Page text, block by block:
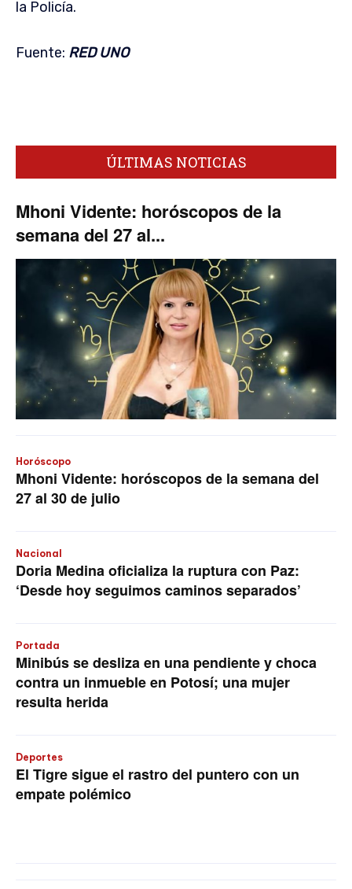
la Policía.
Fuente: RED UNO
ÚLTIMAS NOTICIAS
Mhoni Vidente: horóscopos de la
semana del 27 al...
Horóscopo
Mhoni Vidente: horóscopos de la semana del
27 al 30 de julio
Nacional
Doria Medina oficializa la ruptura con Paz:
‘Desde hoy seguimos caminos separados’
Portada
Minibús se desliza en una pendiente y choca
contra un inmueble en Potosí; una mujer
resulta herida
Deportes
El Tigre sigue el rastro del puntero con un
empate polémico